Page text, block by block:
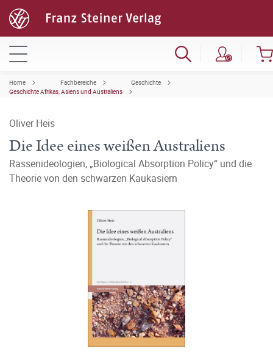
Home Fachbereiche
Geschichte
Geschichte Afrikas, Asiens und Australiens
Oliver Heis
Die Idee eines weißen Australiens
Rassenideologien, „Biological Absorption Policy“ und die
Theorie von den schwarzen Kaukasiern